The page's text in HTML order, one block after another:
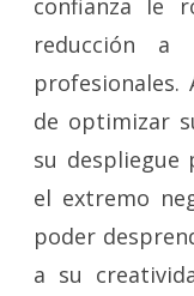
reducción a
profesionales.
de optimizar
su despliegue
el extremo
poder
a su